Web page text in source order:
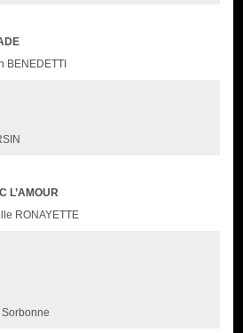
BENEDETTI
L’AMOUR
RONAYETTE